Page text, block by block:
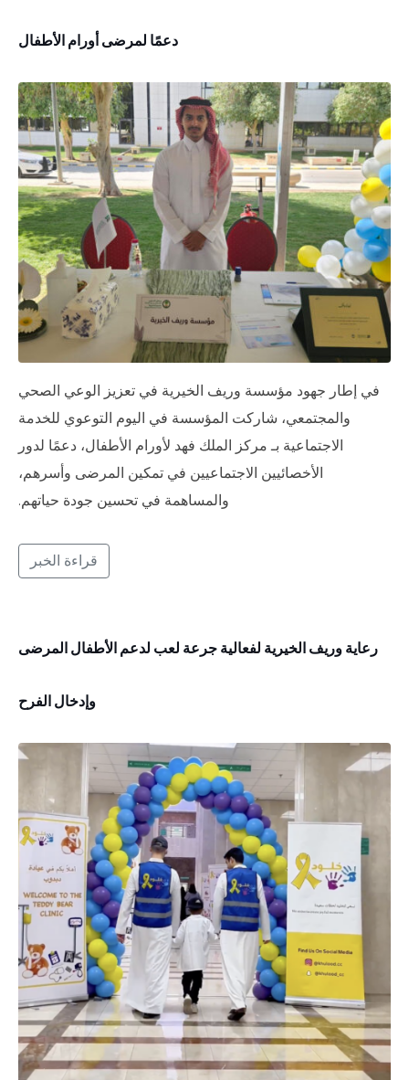
دعمًا لمرضى أورام الأطفال
في إطار جهود مؤسسة وريف الخيرية في تعزيز الوعي الصحي
والمجتمعي، شاركت المؤسسة في اليوم التوعوي للخدمة
الاجتماعية بـ مركز الملك فهد لأورام الأطفال، دعمًا لدور
الأخصائيين الاجتماعيين في تمكين المرضى وأسرهم،
والمساهمة في تحسين جودة حياتهم.
قراءة الخبر
رعاية وريف الخيرية لفعالية جرعة لعب لدعم الأطفال المرضى
وإدخال الفرح